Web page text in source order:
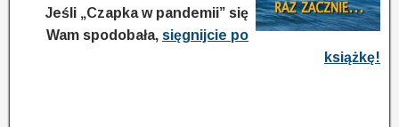
Jeśli „Czapka w pandemii” się
Wam spodobała, sięgnijcie po
książkę!